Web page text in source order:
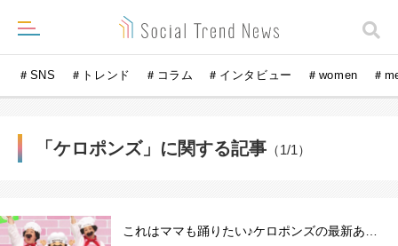
＃SNS ＃トレンド ＃コラム ＃インタビュー ＃women ＃
「ケロポンズ」に関する記事 （1/1）
これはママも踊りたい♪ケロポンズの最新あ…